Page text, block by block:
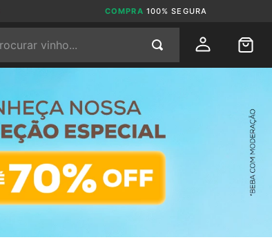
COMPRA 100% SEGURA